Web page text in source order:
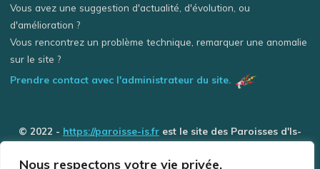
Nous respectons votre vie privée.
Vous avez une suggestion d'actualité, d'évolution, ou
d'amélioration ?
Vous rencontrez un problème technique, remarquer une anomalie
sur le site ?
Prendre contact avec l'administrateur du site.
© 2022 - https://paroisse-is.fr est le site des Paroisses d'Is-
Rivière) - Tous droits réservés